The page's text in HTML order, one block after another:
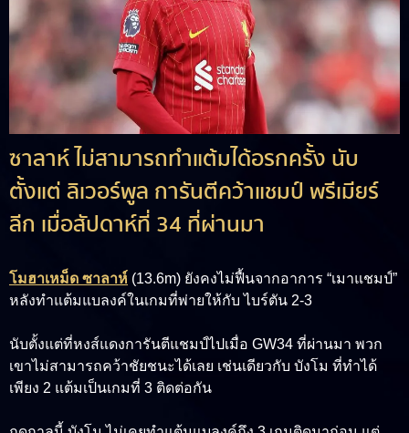
ซาลาห์ ไม่สามารถทำแต้มได้อรกครั้ง นับ
ตั้งแต่ ลิเวอร์พูล การันตีคว้าแชมป์ พรีเมียร์
ลีก เมื่อสัปดาห์ที่ 34 ที่ผ่านมา
โมฮาเหม็ด ซาลาห์ (13.6m) ยังคงไม่ฟื้นจากอาการ “เมาแชมป์”
หลังทำแต้มแบลงค์ในเกมที่พ่ายให้กับ ไบร์ตัน 2-3
นับตั้งแต่ที่หงส์แดงการันตีแชมป์ไปเมื่อ GW34 ที่ผ่านมา พวก
เขาไม่สามารถคว้าชัยชนะได้เลย เช่นเดียวกับ บังโม ที่ทำได้
เพียง 2 แต้มเป็นเกมที่ 3 ติดต่อกัน